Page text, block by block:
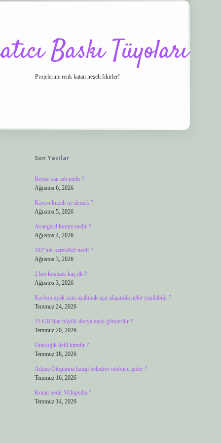
Baskı Tüyoları
Projelerine renk katan neşeli fikirler!
Son Yazılar
Beyaz kan adı nedir ?
Ağustos 6, 2026
Kavs-ı kuzah ne demek ?
Ağustos 5, 2026
Avangard kuram nedir ?
Ağustos 4, 2026
192’nin karekökü nedir ?
Ağustos 3, 2026
2 km kosmak kaç dk ?
Ağustos 3, 2026
Karbon ayak izini azaltmak için ulaşımda neler yapılabilir ?
Temmuz 24, 2026
25 GB’dan büyük dosya nasıl gönderilir ?
Temmuz 20, 2026
Ontolojik delil kimdir ?
Temmuz 18, 2026
Adana Otogarına hangi belediye otobüsü gider ?
Temmuz 16, 2026
Kotan nedir Wikipedia ?
Temmuz 14, 2026